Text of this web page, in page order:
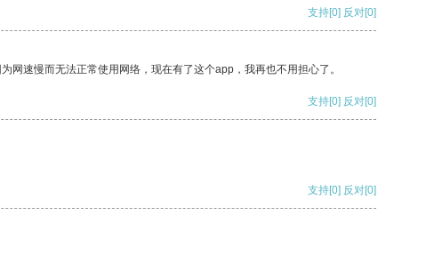
支持[0] 反对[0]
速慢而无法正常使用网络，现在有了这个app，我再也不用担心了。
支持[0] 反对[0]
支持[0] 反对[0]